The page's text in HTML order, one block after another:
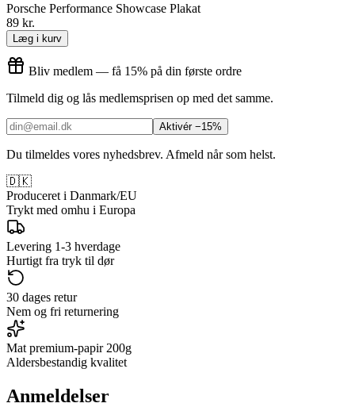
Porsche Performance Showcase Plakat
89 kr.
Læg i kurv
Bliv medlem — få 15% på din første ordre
Tilmeld dig og lås medlemsprisen op med det samme.
Aktivér −15%
Du tilmeldes vores nyhedsbrev. Afmeld når som helst.
🇩🇰
Produceret i Danmark/EU
Trykt med omhu i Europa
Levering 1-3 hverdage
Hurtigt fra tryk til dør
30 dages retur
Nem og fri returnering
Mat premium-papir 200g
Aldersbestandig kvalitet
Anmeldelser